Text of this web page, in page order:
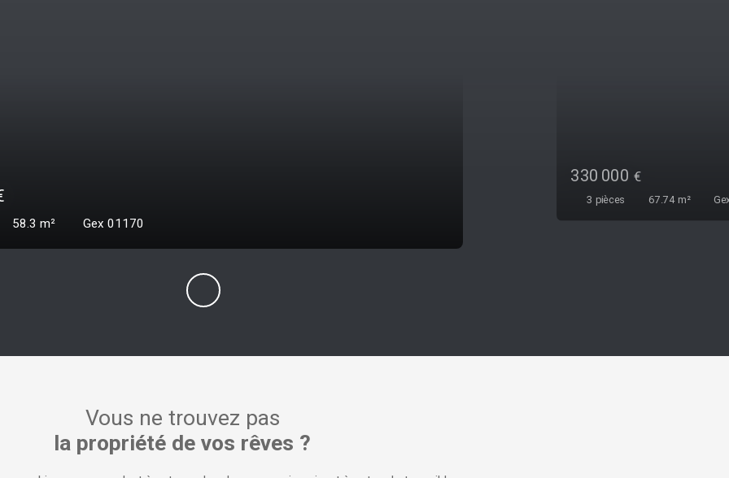
67.74 Gex 01170
290 000
3pièces 81.64m²
Vous ne trouvez pas
la propriété de vos rêves ?